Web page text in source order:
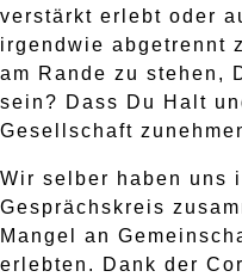
verstärkt erlebt oder
irgendwie abgetrennt
am Rande zu stehen,
sein? Dass Du Halt
Gesellschaft
Wir selber haben uns
Gesprächskreis
Mangel an
erlebten. Dank der